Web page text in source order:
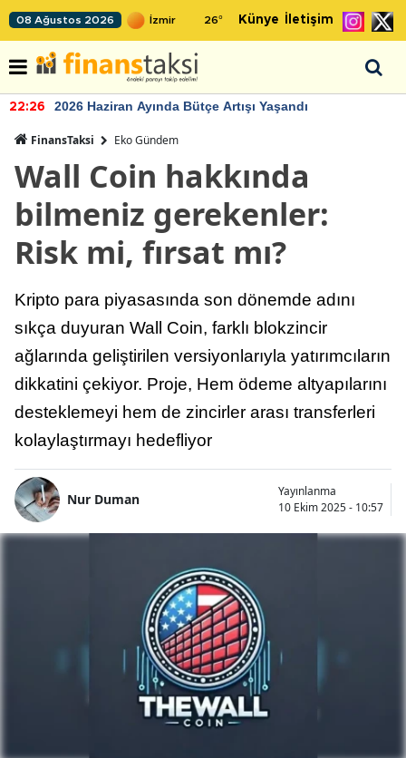
08 Ağustos 2026 26° Künye İletişim
22:26 2026 Haziran Ayında Bütçe Artışı Yaşandı
FinansTaksi Eko Gündem
Wall Coin hakkında
bilmeniz gerekenler:
Risk mi, fırsat mı?
Kripto para piyasasında son dönemde adını
sıkça duyuran Wall Coin, farklı blokzincir
ağlarında geliştirilen versiyonlarıyla yatırımcıların
dikkatini çekiyor. Proje, Hem ödeme altyapılarını
desteklemeyi hem de zincirler arası transferleri
kolaylaştırmayı hedefliyor
Nur Duman
Yayınlanma
10 Ekim 2025 - 10:57